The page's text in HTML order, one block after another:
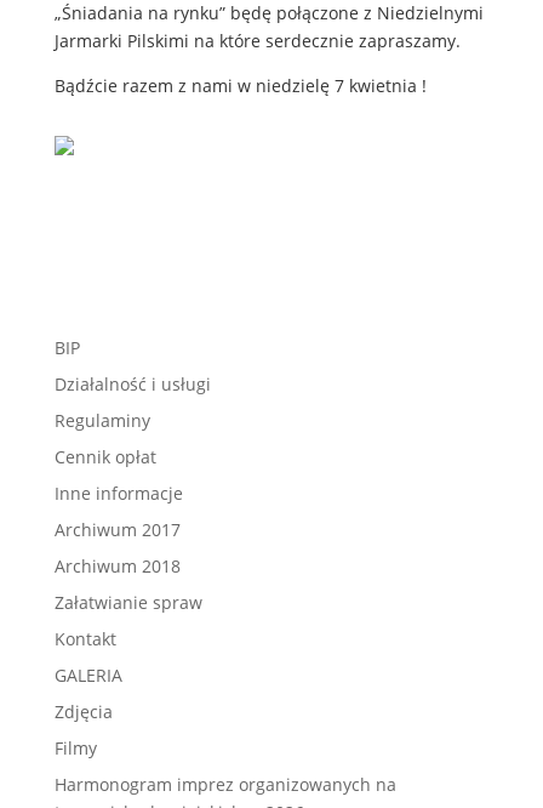
„Śniadania na rynku” będę połączone z Niedzielnymi
Jarmarki Pilskimi na które serdecznie zapraszamy.
Bądźcie razem z nami w niedzielę 7 kwietnia !
BIP
Działalność i usługi
Regulaminy
Cennik opłat
Inne informacje
Archiwum 2017
Archiwum 2018
Załatwianie spraw
Kontakt
GALERIA
Zdjęcia
Filmy
Harmonogram imprez organizowanych na